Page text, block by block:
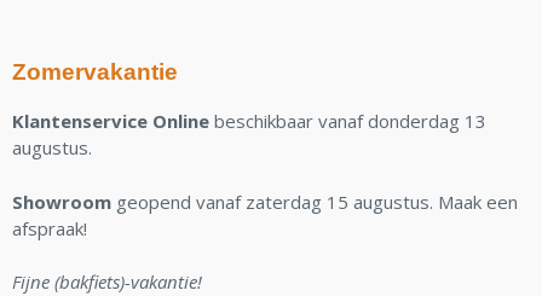
Zomervakantie
Klantenservice Online beschikbaar vanaf donderdag 13
augustus.
Showroom geopend vanaf zaterdag 15 augustus. Maak een
afspraak!
Fijne (bakfiets)-vakantie!